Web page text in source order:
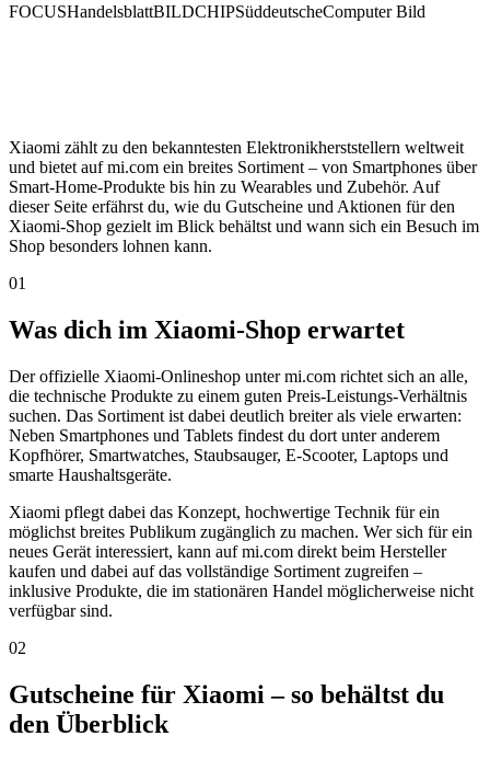
FOCUSHandelsblattBILDCHIPSüddeutscheComputer Bild
Xiaomi zählt zu den bekanntesten Elektronikherststellern weltweit
und bietet auf mi.com ein breites Sortiment – von Smartphones über
Smart-Home-Produkte bis hin zu Wearables und Zubehör. Auf
dieser Seite erfährst du, wie du Gutscheine und Aktionen für den
Xiaomi-Shop gezielt im Blick behältst und wann sich ein Besuch im
Shop besonders lohnen kann.
01
Was dich im Xiaomi-Shop erwartet
Der offizielle Xiaomi-Onlineshop unter mi.com richtet sich an alle,
die technische Produkte zu einem guten Preis-Leistungs-Verhältnis
suchen. Das Sortiment ist dabei deutlich breiter als viele erwarten:
Neben Smartphones und Tablets findest du dort unter anderem
Kopfhörer, Smartwatches, Staubsauger, E-Scooter, Laptops und
smarte Haushaltsgeräte.
Xiaomi pflegt dabei das Konzept, hochwertige Technik für ein
möglichst breites Publikum zugänglich zu machen. Wer sich für ein
neues Gerät interessiert, kann auf mi.com direkt beim Hersteller
kaufen und dabei auf das vollständige Sortiment zugreifen –
inklusive Produkte, die im stationären Handel möglicherweise nicht
verfügbar sind.
02
Gutscheine für Xiaomi – so behältst du
den Überblick